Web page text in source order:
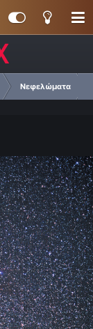
Νεφελώματα